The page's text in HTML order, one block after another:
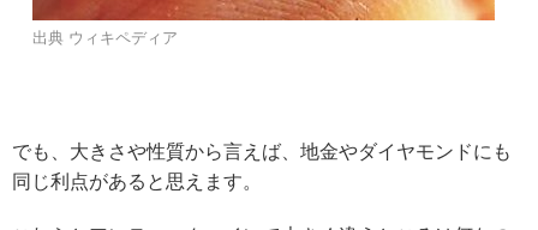
出典 ウィキペディア
でも、大きさや性質から言えば、地金やダイヤモンドにも
同じ利点があると思えます。